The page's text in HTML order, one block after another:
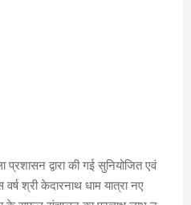
द्वारा की गई सुनियोजित एवं
श्री केदारनाथ धाम यात्रा नए